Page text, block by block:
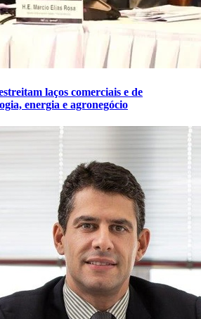
laços comerciais e de
energia e agronegócio